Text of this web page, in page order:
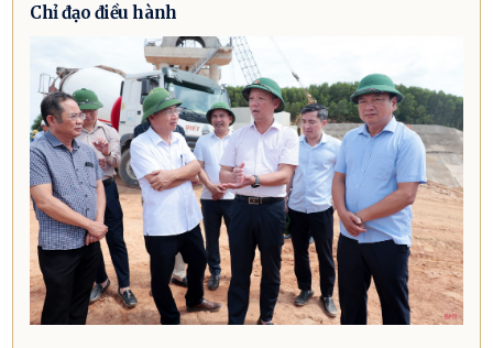
Chỉ đạo điều hành